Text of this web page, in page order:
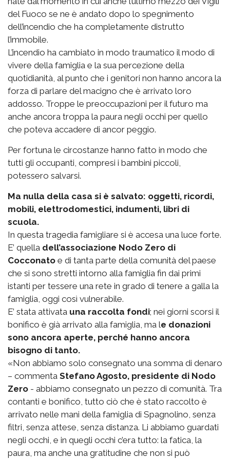
del Fuoco se ne è andato dopo lo spegnimento
dell’incendio che ha completamente distrutto
l’immobile.
L’incendio ha cambiato in modo traumatico il modo di
vivere della famiglia e la sua percezione della
quotidianità, al punto che i genitori non hanno ancora la
forza di parlare del macigno che è arrivato loro
addosso. Troppe le preoccupazioni per il futuro ma
anche ancora troppa la paura negli occhi per quello
che poteva accadere di ancor peggio.
Per fortuna le circostanze hanno fatto in modo che
tutti gli occupanti, compresi i bambini piccoli,
potessero salvarsi.
Ma nulla della casa si è salvato: oggetti, ricordi,
mobili, elettrodomestici, indumenti, libri di
scuola.
In questa tragedia famigliare si è accesa una luce forte.
E’ quella dell’associazione Nodo Zero di
Cocconato e di tanta parte della comunità del paese
che si sono stretti intorno alla famiglia fin dai primi
istanti per tessere una rete in grado di tenere a galla la
famiglia, oggi così vulnerabile.
E’ stata attivata una raccolta fondi; nei giorni scorsi il
bonifico è già arrivato alla famiglia, ma le donazioni
sono ancora aperte, perché hanno ancora
bisogno di tanto.
«Non abbiamo solo consegnato una somma di denaro
– commenta Stefano Agosto, presidente di Nodo
Zero - abbiamo consegnato un pezzo di comunità. Tra
contanti e bonifico, tutto ciò che è stato raccolto è
arrivato nelle mani della famiglia di Spagnolino, senza
filtri, senza attese, senza distanza. Li abbiamo guardati
negli occhi, e in quegli occhi c’era tutto: la fatica, la
paura, ma anche una gratitudine che non si può